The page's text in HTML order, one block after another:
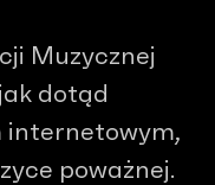
Muzycznej
dotąd
internetowym,
poważnej.